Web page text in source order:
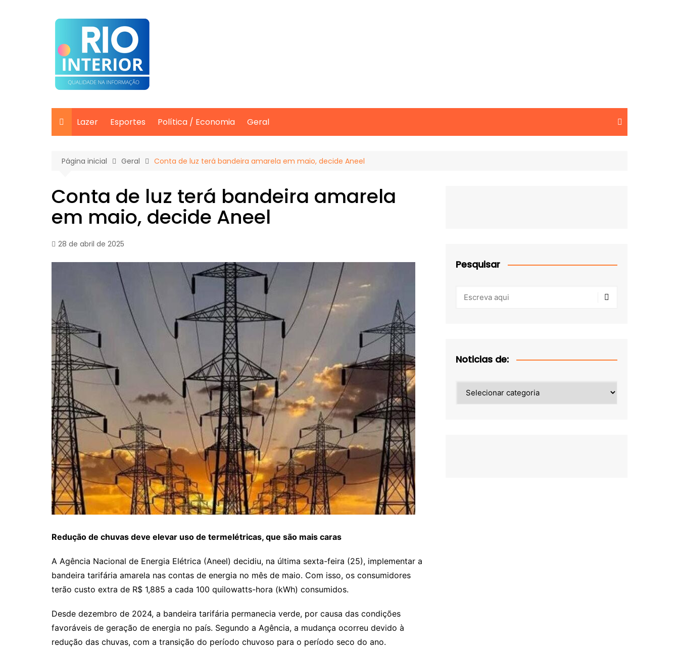
Lazer Esportes Política / Economia Geral
Página inicial Geral Conta de luz terá bandeira amarela em maio, decide Aneel
Conta de luz terá bandeira amarela
em maio, decide Aneel
28 de abril de 2025
Redução de chuvas deve elevar uso de termelétricas, que são mais caras
A Agência Nacional de Energia Elétrica (Aneel) decidiu, na última sexta-feira (25), implementar a
bandeira tarifária amarela nas contas de energia no mês de maio. Com isso, os consumidores
terão custo extra de R$ 1,885 a cada 100 quilowatts-hora (kWh) consumidos.
Desde dezembro de 2024, a bandeira tarifária permanecia verde, por causa das condições
favoráveis de geração de energia no país. Segundo a Agência, a mudança ocorreu devido à
redução das chuvas, com a transição do período chuvoso para o período seco do ano.
Pesquisar
Noticias de:
de: